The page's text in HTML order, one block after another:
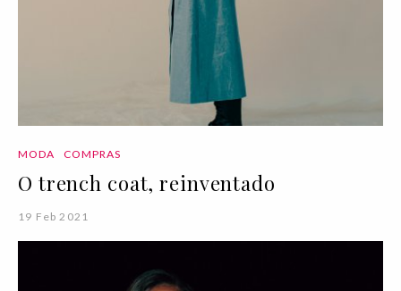
MODA COMPRAS
O trench coat, reinventado
19 Feb 2021